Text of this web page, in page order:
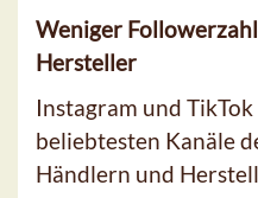
Weniger
Hersteller
Instagram und
beliebtesten Kanäle
Händlern und